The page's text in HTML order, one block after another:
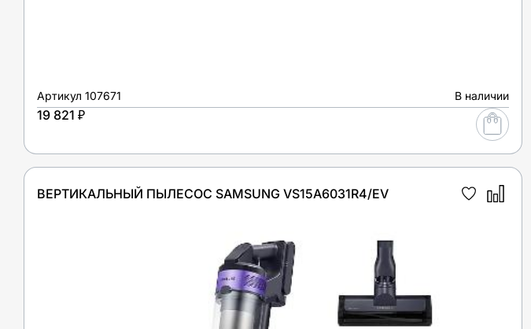
Артикул 107671 В наличии
19 821 ₽
ВЕРТИКАЛЬНЫЙ ПЫЛЕСОС SAMSUNG VS15A6031R4/EV